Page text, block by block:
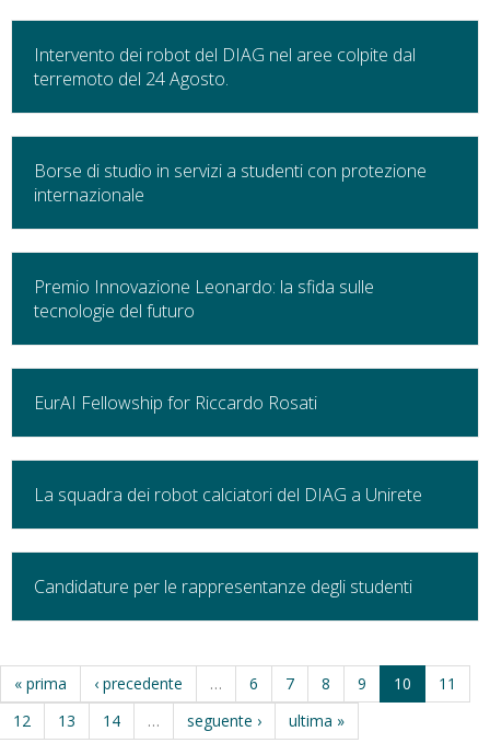
Intervento dei robot del DIAG nel aree colpite dal
terremoto del 24 Agosto.
Borse di studio in servizi a studenti con protezione
internazionale
Premio Innovazione Leonardo: la sfida sulle
tecnologie del futuro
EurAI Fellowship for Riccardo Rosati
La squadra dei robot calciatori del DIAG a Unirete
Candidature per le rappresentanze degli studenti
« prima ‹ precedente … 6 7 8 9 10
11
12
13 14 … seguente › ultima »